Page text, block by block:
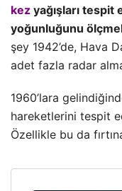
kez yağışları
yoğunluğunu
şey 1942’de, Hava
adet fazla radar
1960’lara
hareketlerini tespit
Özellikle bu da